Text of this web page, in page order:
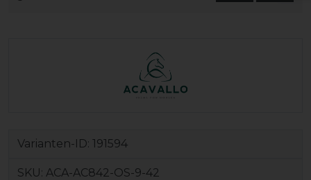
Varianten-ID: 191594
SKU: ACA-AC842-OS-9-42